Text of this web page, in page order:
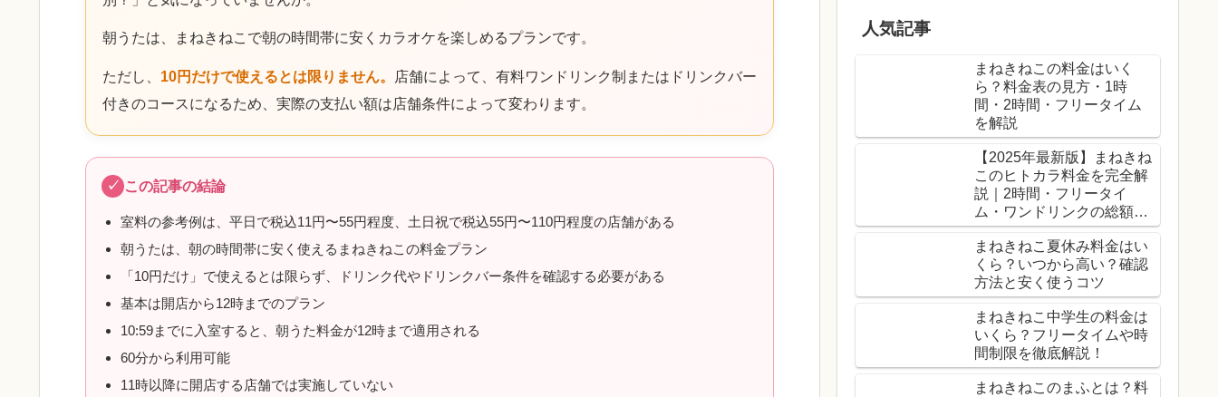
朝うたは、まねきねこで朝の時間帯に安くカラオケを楽しめるプランです。
ただし、 10円だけで使えるとは限りません。
店舗によって、有料ワンドリンク制またはドリンクバー
付きのコースになるため、実際の支払い額は店舗条件によって変わります。
この記事の結論
室料の参考例は、平日で税込11円〜55円程度、土日祝で税込55円〜110円程度の店舗がある
朝うたは、朝の時間帯に安く使えるまねきねこの料金プラン
「10円だけ」で使えるとは限らず、ドリンク代やドリンクバー条件を確認する必要がある
基本は開店から12時までのプラン
10:59までに入室すると、朝うた料金が12時まで適用される
60分から利用可能
11時以降に開店する店舗では実施していない
人気記事
まねきねこの料金はいく
ら？料金表の見方・1時
間・2時間・フリータイム
を解説
【2025年最新版】まねきね
このヒトカラ料金を完全解
説｜2時間・フリータイ
ム・ワンドリンクの総額早
見表
まねきねこ夏休み料金はい
くら？いつから高い？確認
方法と安く使うコツ
まねきねこ中学生の料金は
いくら？フリータイムや時
間制限を徹底解説！
まねきねこのまふとは？料